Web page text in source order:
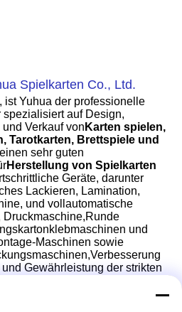
Spielkarten Co., Ltd.
ist Yuhua der professionelle
auf Design,
Verkauf von Karten spielen,
Tarotkarten, Brettspiele und
sehr guten
Herstellung von Spielkarten
Geräte, darunter
Lackieren, Lamination,
und vollautomatische
Druckmaschine,Runde
und
Maschinen sowie
Gewährleistung der strikten
Qualitätsstandards. Die
US-amerikanischen und
werden